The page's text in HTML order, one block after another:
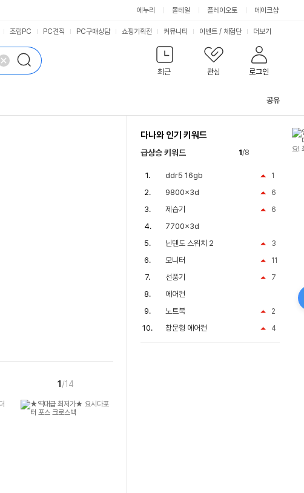
에누리 몰테일 플레이오토 메이크샵
최근 관심 로그인
조립PC PC견적 PC구매상담 쇼핑기획전 커뮤니티 이벤트 / 체험단 더보기
공유
1 /14
다나와 인기 키워드
급상승 키워드 1/8
1
ddr5 16gb
6
9800x3d
6
제습기
7700x3d
3
닌텐도 스위치 2
11
모니터
7
선풍기
에어컨
2
노트북
4
창문형 에어컨